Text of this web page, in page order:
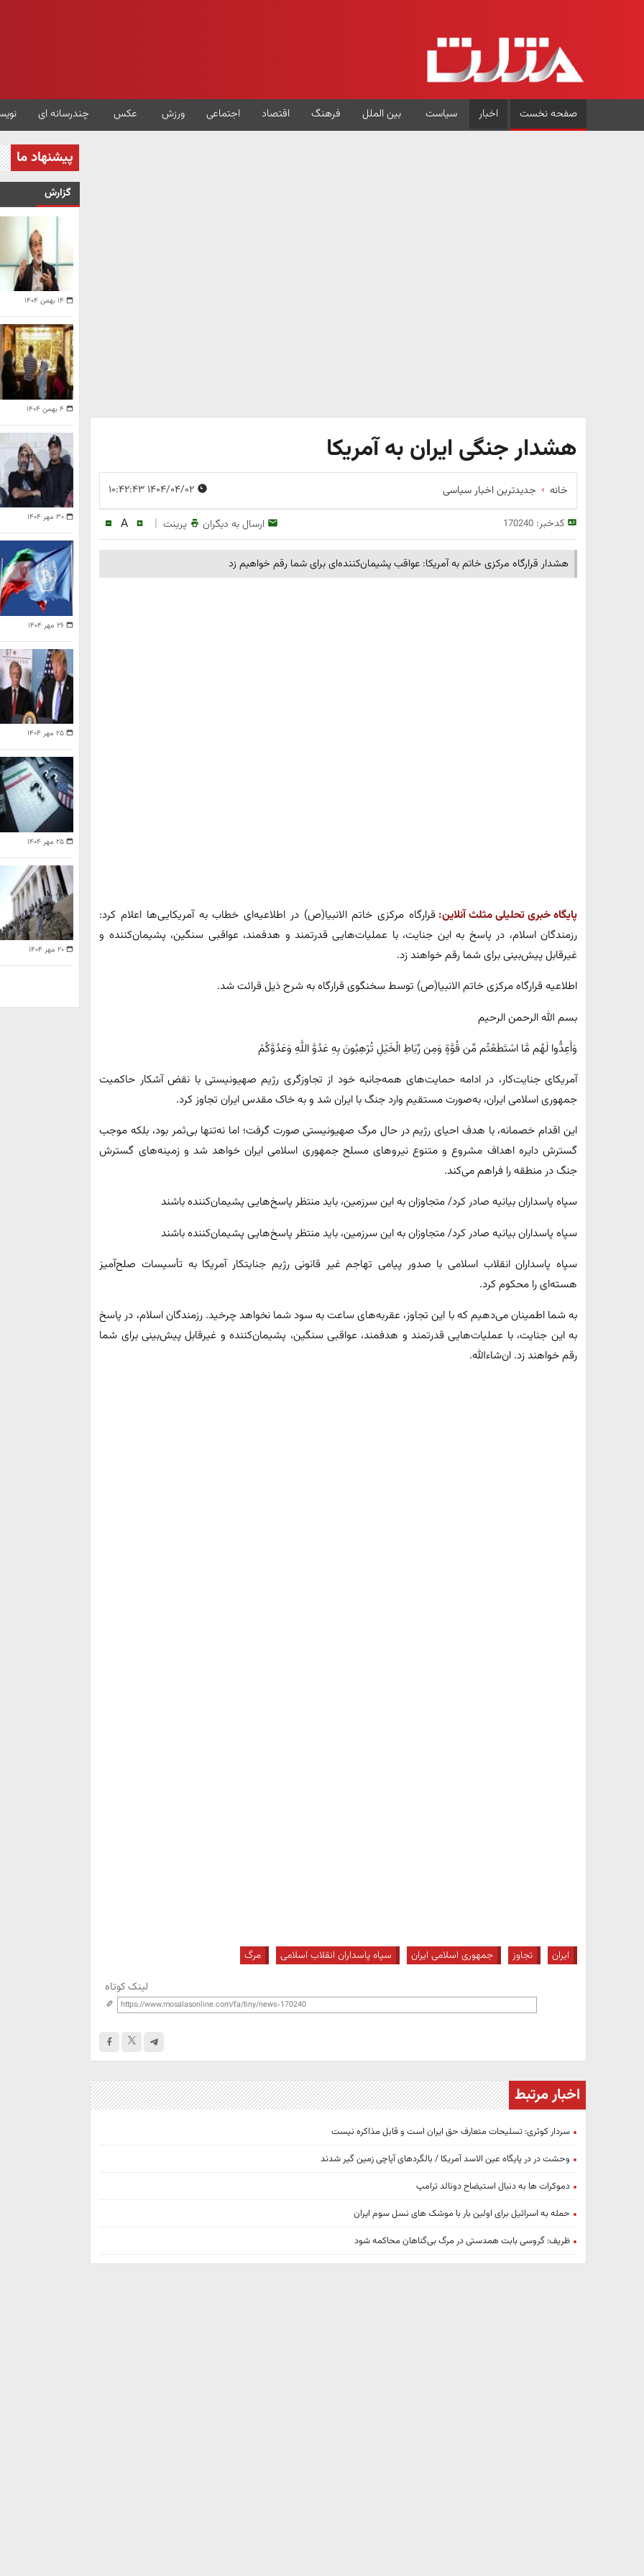
صفحه نخست اخبار سیاست بین الملل فرهنگ اقتصاد اجتماعی ورزش عکس چندرسانه ای
هشدار جنگی ایران به آمریکا
خانه جدیدترین اخبار سیاسی
کدخبر:170240 ارسال به دیگران پرینت |
A
هشدار قرارگاه مرکزی خاتم به آمریکا: عواقب پشیمان‌کننده‌ای برای شما رقم خواهیم زد
پایگاه خبری تحلیلی مثلث آنلاین: قرارگاه مرکزی خاتم الانبیا(ص) در اطلاعیه‌ای خطاب به آمریکایی‌ها اعلام کرد:
رزمندگان اسلام، در پاسخ به این جنایت، با عملیات‌هایی قدرتمند و هدفمند، عواقبی سنگین، پشیمان‌کننده و
غیرقابل پیش‌بینی برای شما رقم خواهند زد.
اطلاعیه قرارگاه مرکزی خاتم الانبیا(ص) توسط سخنگوی قرارگاه به شرح ذیل قرائت شد.
بسم الله الرحمن الرحیم
وَأَعِدُّوا لَهُم مَّا اسْتَطَعْتُم مِّن قُوَّةٍ وَمِن رِّبَاطِ الْخَیْلِ تُرْهِبُونَ بِهِ عَدُوَّ اللَّهِ وَعَدُوَّکُمْ
آمریکای جنایت‌کار، در ادامه حمایت‌های همه‌جانبه خود از تجاوزگری رژیم صهیونیستی با نقض آشکار حاکمیت
جمهوری اسلامی ایران، به‌صورت مستقیم وارد جنگ با ایران شد و به خاک مقدس ایران تجاوز کرد.
این اقدام خصمانه، با هدف احیای رژیم در حال مرگ صهیونیستی صورت گرفت؛ اما نه‌تنها بی‌ثمر بود، بلکه موجب
گسترش دایره اهداف مشروع و متنوع نیروهای مسلح جمهوری اسلامی ایران خواهد شد و زمینه‌های گسترش
جنگ در منطقه را فراهم می‌کند.
سپاه پاسداران بیانیه صادر کرد/ متجاوزان به این سرزمین، باید منتظر پاسخ‌هایی پشیمان‌کننده باشند
سپاه پاسداران بیانیه صادر کرد/ متجاوزان به این سرزمین، باید منتظر پاسخ‌هایی پشیمان‌کننده باشند
سپاه پاسداران انقلاب اسلامی با صدور پیامی تهاجم غیر قانونی رژیم جنایتکار آمریکا به تأسیسات صلح‌آمیز
هسته‌ای را محکوم کرد.
به شما اطمینان می‌دهیم که با این تجاوز، عقربه‌های ساعت به سود شما نخواهد چرخید. رزمندگان اسلام، در پاسخ
به این جنایت، با عملیات‌هایی قدرتمند و هدفمند، عواقبی سنگین، پشیمان‌کننده و غیرقابل پیش‌بینی برای شما
رقم خواهند زد. ان‌شاءالله.
ایران تجاوز جمهوری اسلامی ایران سپاه پاسداران انقلاب اسلامی مرگ
لینک کوتاه
اخبار مرتبط
سردار کوثری: تسلیحات متعارف حق ایران است و قابل مذاکره نیست
وحشت در در پایگاه عین الاسد آمریکا / بالگردهای آپاچی زمین گیر شدند
دموکرات ها به دنبال استیضاح دونالد ترامپ
حمله به اسرائیل برای اولین بار با موشک های نسل سوم ایران
ظریف: گروسی بابت همدستی در مرگ بی‌گناهان محاکمه شود
پیشنهاد ما
گزارش
۱۴ بهمن ۱۴۰۴
۴ بهمن ۱۴۰۴
۳۰ مهر ۱۴۰۴
۲۶ مهر ۱۴۰۴
۲۵ مهر ۱۴۰۴
۲۵ مهر ۱۴۰۴
۲۰ مهر ۱۴۰۴